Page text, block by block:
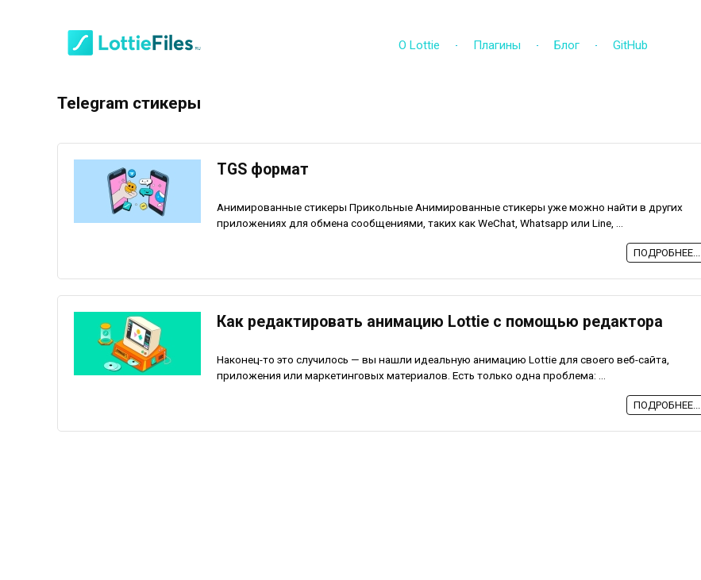
О Lottie Плагины Блог GitHub
Telegram стикеры
TGS формат
Анимированные стикеры Прикольные Анимированные стикеры уже можно найти в других
приложениях для обмена сообщениями, таких как WeChat, Whatsapp или Line, ...
ПОДРОБНЕЕ...
Как редактировать анимацию Lottie с помощью редактора
Наконец-то это случилось — вы нашли идеальную анимацию Lottie для своего веб-сайта,
приложения или маркетинговых материалов. Есть только одна проблема: ...
ПОДРОБНЕЕ...